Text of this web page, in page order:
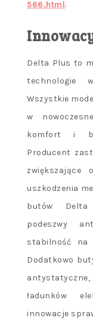
566.html.
Delta Plus to
technologie
Wszystkie
w
komfort i
Producent
uszkodzenia
butów Delta
podeszwy
stabilność na
Dodatkowo
antystatyczne,
ładunków
innowacje